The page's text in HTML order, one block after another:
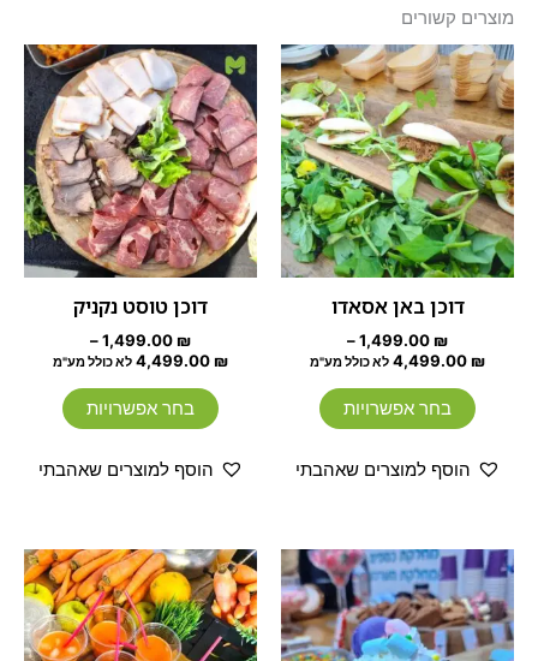
מוצרים קשורים
דוכן באן אסאדו
1,499.00 ₪
–
4,499.00 ₪
טווח
מחירים:
עד
לא כולל מע"מ
בחר אפשרויות
למוצר
זה
יש
מספר
סוגים.
ניתן
לבחור
את
הוסף למוצרים שאהבתי
דוכן טוסט נקניק
1,499.00 ₪
–
4,499.00 ₪
טווח
מחירים:
עד
לא כולל מע"מ
בחר אפשרויות
למוצר
זה
יש
מספר
סוגים.
ניתן
לבחור
את
הוסף למוצרים שאהבתי
טווח
מחירים:
⁦999.00 ₪⁩
עד
⁦2,499.00 ₪⁩
למוצר
זה
יש
מספר
טווח
מחירים:
עד
למוצר
זה
יש
מספר